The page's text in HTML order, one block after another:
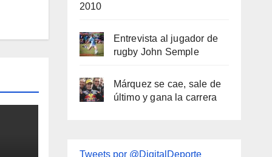
2010
Entrevista al jugador de
rugby John Semple
Márquez se cae, sale de
último y gana la carrera
Tweets por @DigitalDeporte